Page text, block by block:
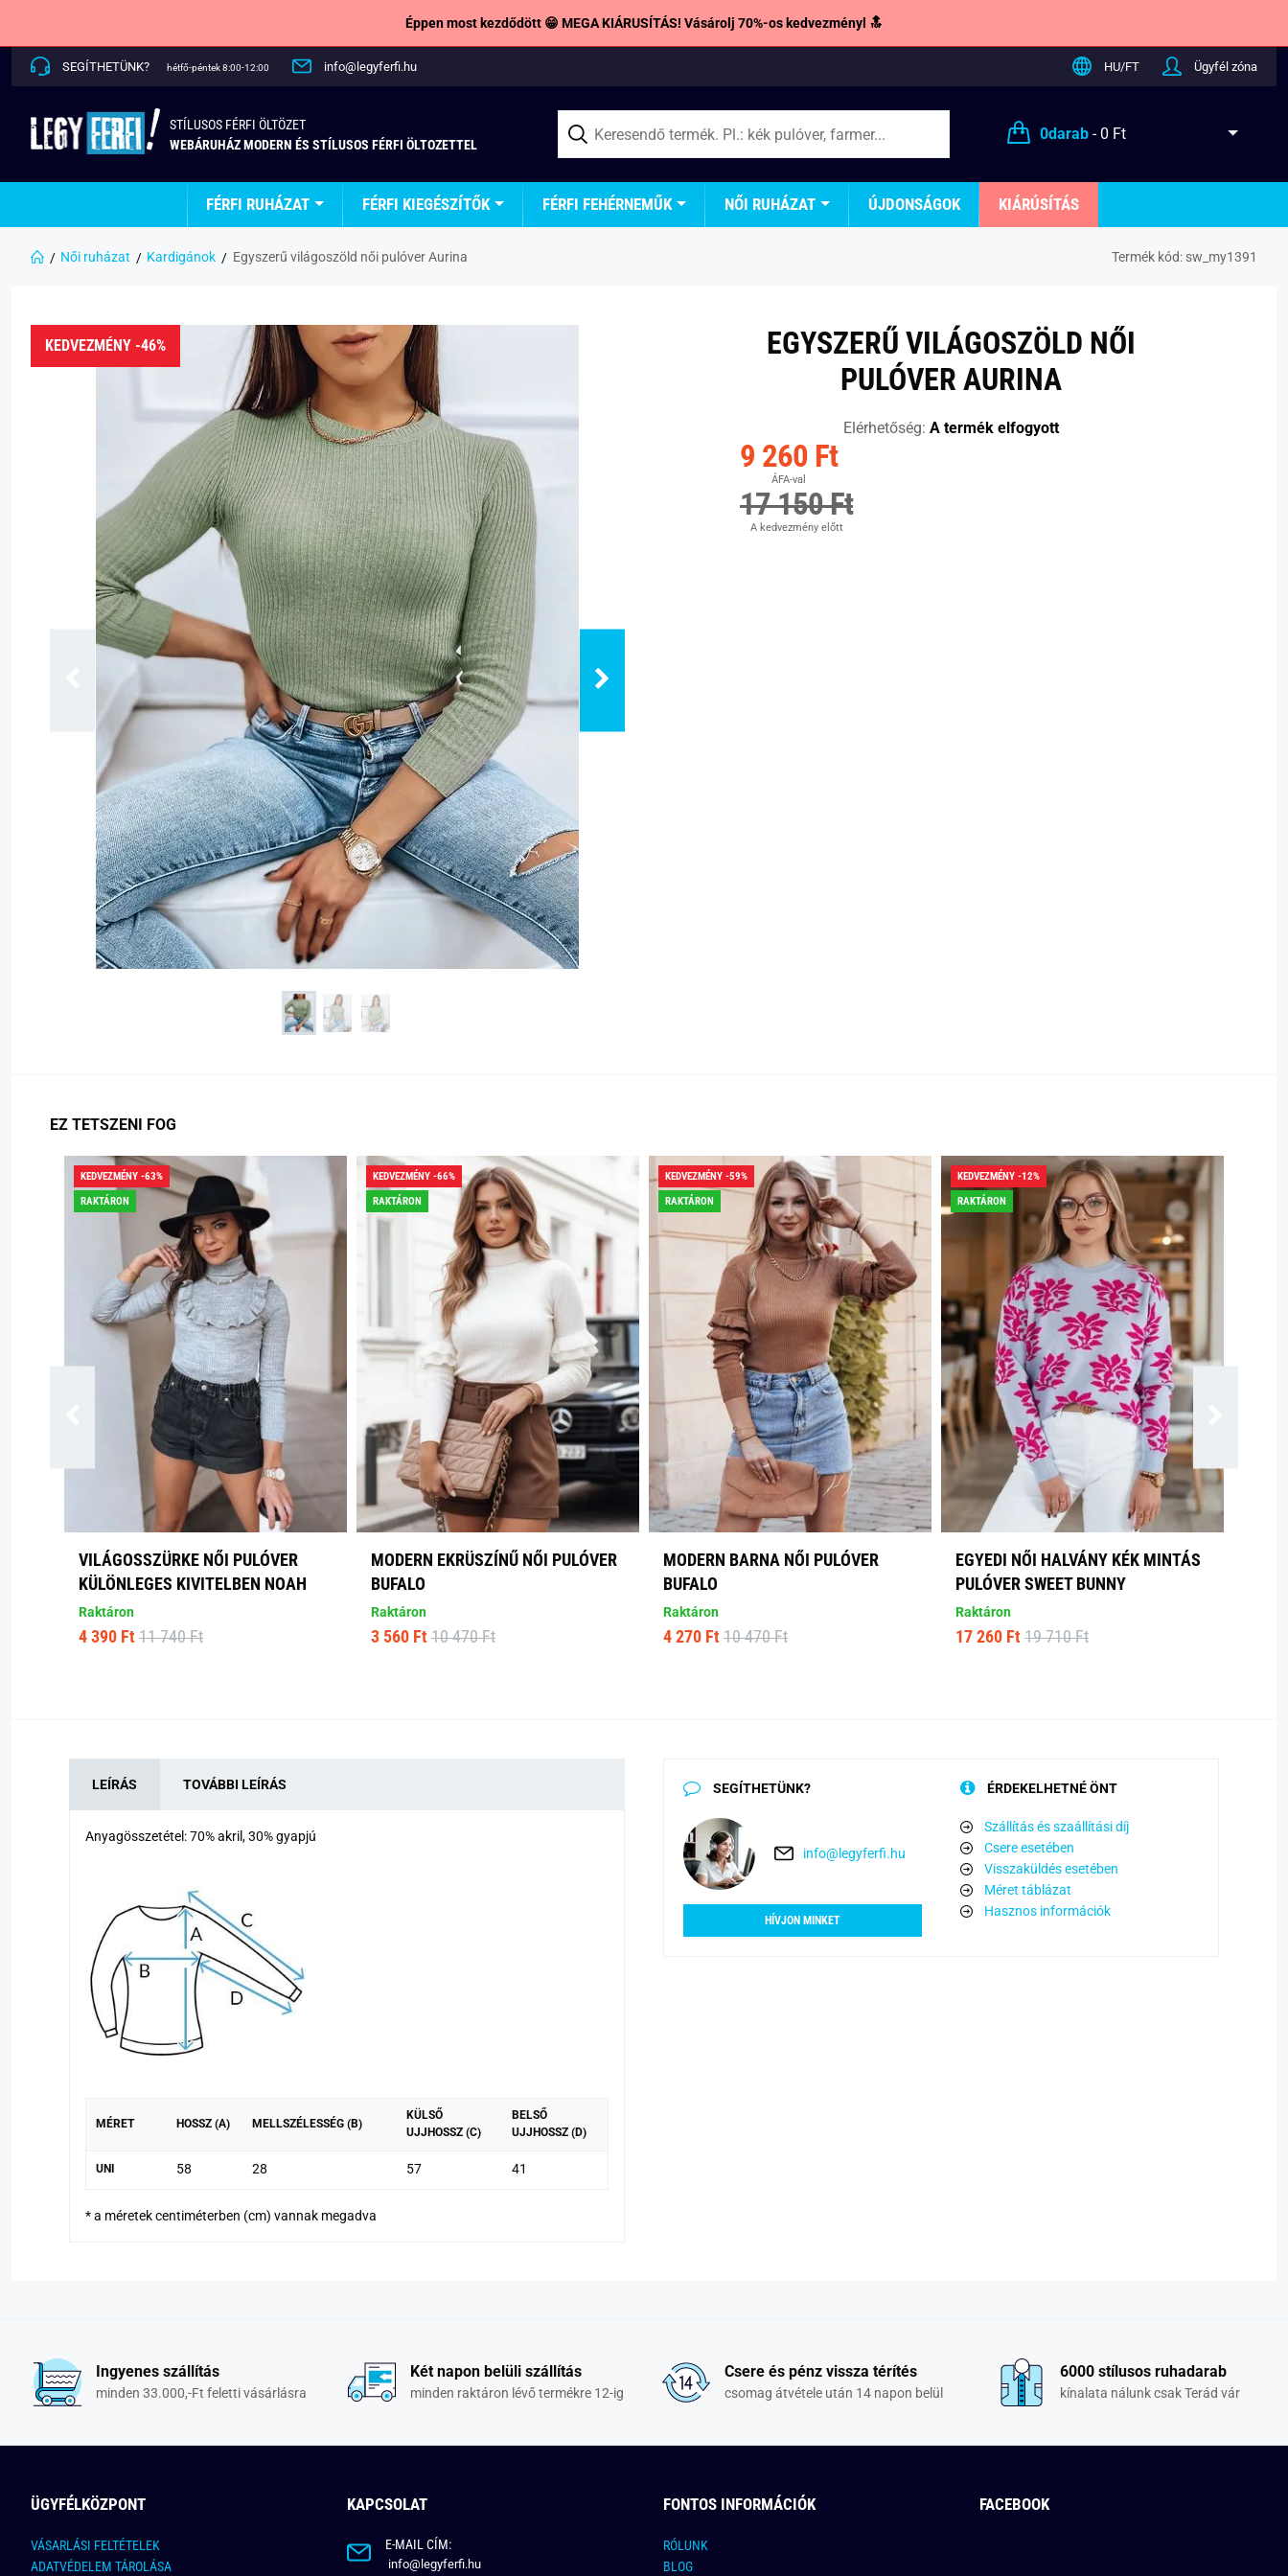
Éppen most kezdődött 😁 MEGA KIÁRUSÍTÁS! Vásárolj 70%-os kedvezményl 🔝
SEGÍTHETÜNK? hétfő-péntek 8:00-12:00 info@legyferfi.hu HU/FT Ügyfél zóna
STÍLUSOS FÉRFI ÖLTÖZET
WEBÁRUHÁZ MODERN ÉS STÍLUSOS FÉRFI ÖLTOZETTEL
0darab- 0 Ft
FÉRFI RUHÁZAT FÉRFI KIEGÉSZÍTŐK FÉRFI FEHÉRNEMŰK NŐI RUHÁZAT ÚJDONSÁGOK KIÁRÚSÍTÁS
Női ruházat Kardigánok Egyszerű világoszöld női pulóver Aurina Termék kód: sw_my1391
KEDVEZMÉNY -46%
EGYSZERŰ VILÁGOSZÖLD NŐI
PULÓVER AURINA
Elérhetőség: A termék elfogyott
9 260 Ft
ÁFA-val
17 150 Ft
A kedvezmény előtt
EZ TETSZENI FOG
KEDVEZMÉNY -63%
RAKTÁRON
VILÁGOSSZÜRKE NŐI PULÓVER
KÜLÖNLEGES KIVITELBEN NOAH
Raktáron
4 390 Ft 11 740 Ft
KEDVEZMÉNY -66%
RAKTÁRON
MODERN EKRÜSZÍNŰ NŐI PULÓVER
BUFALO
Raktáron
3 560 Ft 10 470 Ft
KEDVEZMÉNY -59%
RAKTÁRON
MODERN BARNA NŐI PULÓVER
BUFALO
Raktáron
4 270 Ft 10 470 Ft
KEDVEZMÉNY -12%
RAKTÁRON
EGYEDI NŐI HALVÁNY KÉK MINTÁS
PULÓVER SWEET BUNNY
Raktáron
17 260 Ft 19 710 Ft
LEÍRÁS TOVÁBBI LEÍRÁS
Anyagösszetétel: 70% akril, 30% gyapjú
MÉRET HOSSZ (A) MELLSZÉLESSÉG (B)
KÜLSŐ
UJJHOSSZ (C)
BELSŐ
UJJHOSSZ (D)
UNI 58 28 57 41
* a méretek centiméterben (cm) vannak megadva
SEGÍTHETÜNK?
info@legyferfi.hu
HÍVJON MINKET
ÉRDEKELHETNÉ ÖNT
Szállítás és szaállítási díj
Csere esetében
Visszaküldés esetében
Méret táblázat
Hasznos információk
Ingyenes szállítás
minden 33.000,-Ft feletti vásárlásra
Két napon belüli szállítás
minden raktáron lévő termékre 12-ig
Csere és pénz vissza térítés
csomag átvétele után 14 napon belül
6000 stílusos ruhadarab
kínalata nálunk csak Terád vár
ÜGYFÉLKÖZPONT
VÁSARLÁSI FELTÉTELEK
ADATVÉDELEM TÁROLÁSA
KAPCSOLAT
E-MAIL CÍM:
info@legyferfi.hu
FONTOS INFORMÁCIÓK
RÓLUNK
BLOG
FACEBOOK